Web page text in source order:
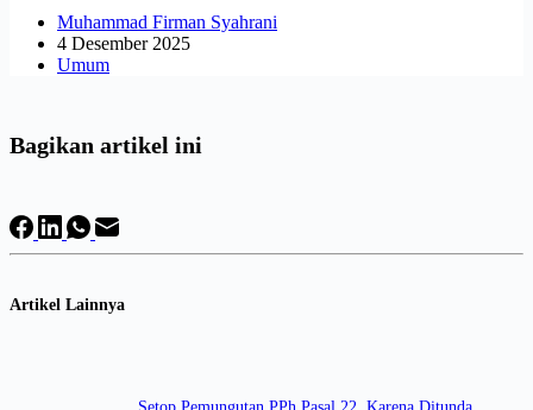
Muhammad Firman Syahrani
4 Desember 2025
Umum
Bagikan artikel ini
Artikel Lainnya